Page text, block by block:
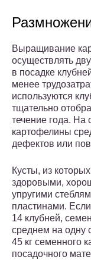
Выращивание
осуществлять
в посадке
менее
используются
тщательно
течение года. На
картофелины
дефектов или
Кусты, из
здоровыми,
упругими
пластинами.
14 клубней,
среднем на одну
45 кг семенного
посадочного